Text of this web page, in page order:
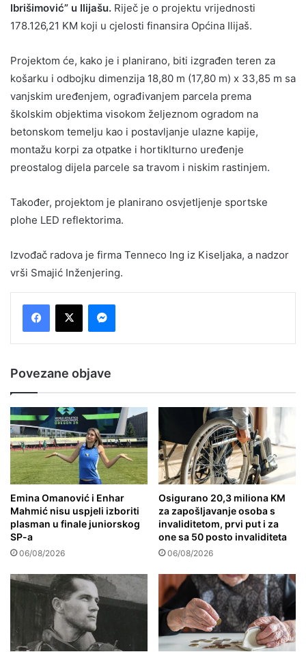
Ibrišimović” u Ilijašu. Riječ je o projektu vrijednosti
178.126,21 KM koji u cjelosti finansira Općina Ilijaš.
Projektom će, kako je i planirano, biti izgrađen teren za
košarku i odbojku dimenzija 18,80 m (17,80 m) x 33,85 m sa
vanjskim uređenjem, ograđivanjem parcela prema
školskim objektima visokom željeznom ogradom na
betonskom temelju kao i postavljanje ulazne kapije,
montažu korpi za otpatke i hortiklturno uređenje
preostalog dijela parcele sa travom i niskim rastinjem.
Također, projektom je planirano osvjetljenje sportske
plohe LED reflektorima.
Izvođač radova je firma Tenneco Ing iz Kiseljaka, a nadzor
vrši Smajić Inženjering.
Povezane objave
Emina Omanović i Enhar
Mahmić nisu uspjeli izboriti
plasman u finale juniorskog
SP-a
06/08/2026
Osigurano 20,3 miliona KM
za zapošljavanje osoba s
invaliditetom, prvi put i za
one sa 50 posto invaliditeta
06/08/2026